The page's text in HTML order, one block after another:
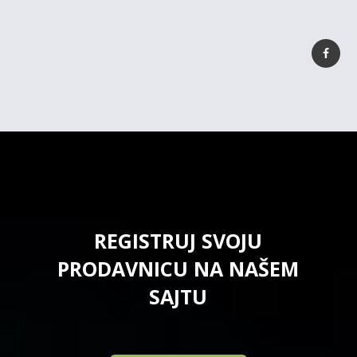
REGISTRUJ SVOJU
PRODAVNICU NA NAŠEM
SAJTU